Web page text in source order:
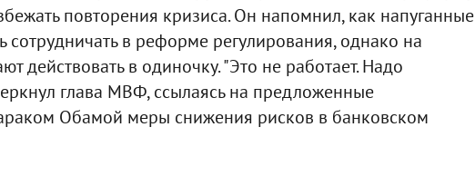
повторения кризиса. Он напомнил, как напуганные
сотрудничать в реформе регулирования, однако на
действовать в одиночку. "Это не работает. Надо
глава МВФ, ссылаясь на предложенные
Обамой меры снижения рисков в банковском